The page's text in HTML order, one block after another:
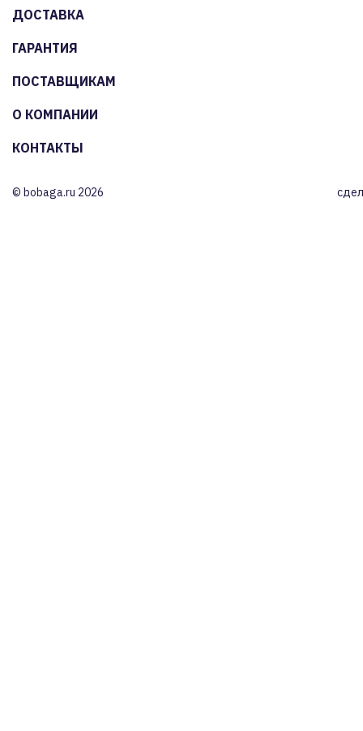
ДОСТАВКА
ГАРАНТИЯ
ПОСТАВЩИКАМ
О КОМПАНИИ
КОНТАКТЫ
© bobaga.ru 2026